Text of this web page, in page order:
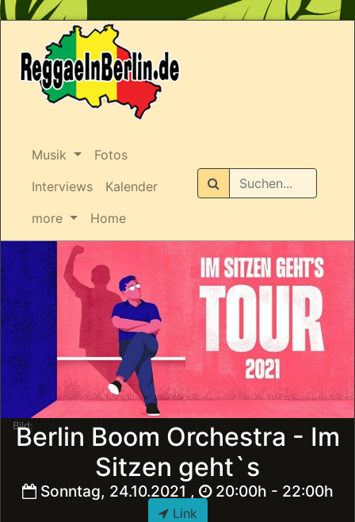
Musik
Fotos
Interviews
Kalender
more
Home
Suchen
Berlin Boom Orchestra - Im
Sitzen geht`s
Sonntag, 24.10.2021 , 20:00h - 22:00h
Link
Bild: